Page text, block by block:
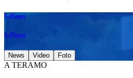
E-Planet
E-Planet
News Video Foto
A TERAMO